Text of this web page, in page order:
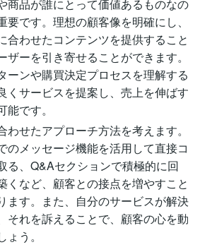
商品が誰にとって価値あるものなの
です。理想の顧客像を明確にし、
合わせたコンテンツを提供すること
ーを引き寄せることができます。
ーンや購買決定プロセスを理解する
くサービスを提案し、売上を伸ばす
です。
せたアプローチ方法を考えます。
のメッセージ機能を活用して直接コ
る、Q&Aセクションで積極的に回
くなど、顧客との接点を増やすこと
ます。また、自分のサービスが解決
それを訴えることで、顧客の心を動
う。